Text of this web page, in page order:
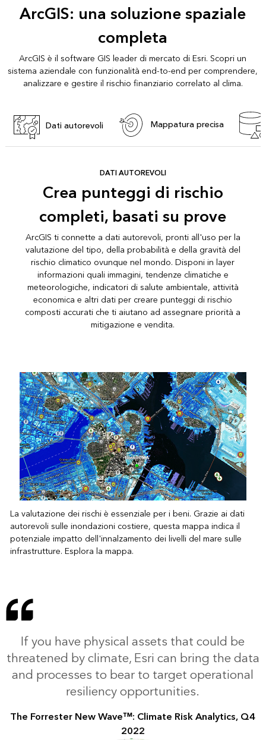
ArcGIS: una soluzione spaziale
completa
ArcGIS è il software GIS leader di mercato di Esri. Scopri un
sistema aziendale con funzionalità end-to-end per comprendere,
analizzare e gestire il rischio finanziario correlato al clima.
Dati autorevoli Mappatura precisa
DATI AUTOREVOLI
Crea punteggi di rischio
completi, basati su prove
ArcGIS ti connette a dati autorevoli, pronti all'uso per la
valutazione del tipo, della probabilità e della gravità del
rischio climatico ovunque nel mondo. Disponi in layer
informazioni quali immagini, tendenze climatiche e
meteorologiche, indicatori di salute ambientale, attività
economica e altri dati per creare punteggi di rischio
composti accurati che ti aiutano ad assegnare priorità a
mitigazione e vendita.
La valutazione dei rischi è essenziale per i beni. Grazie ai dati
autorevoli sulle inondazioni costiere, questa mappa indica il
potenziale impatto dell'innalzamento dei livelli del mare sulle
infrastrutture. Esplora la mappa.
If you have physical assets that could be
threatened by climate, Esri can bring the data
and processes to bear to target operational
resiliency opportunities.
The Forrester New Wave™: Climate Risk Analytics, Q4
2022